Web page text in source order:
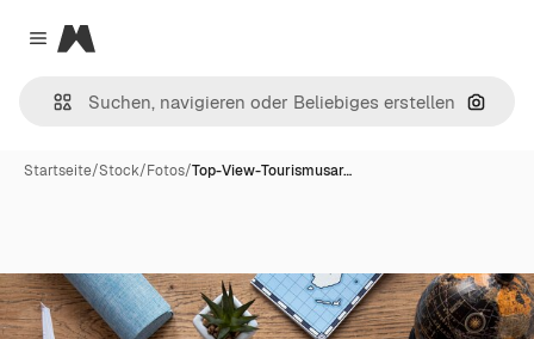
Close menu
Magnific
Nach
Startseite/Stock/Fotos/Top-View-Tourismusar…